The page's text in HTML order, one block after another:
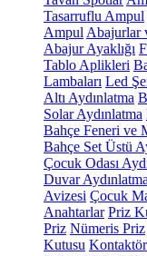
Tasarruflu Ampul
Ampul Abajurlar
Abajur Ayaklığı
Tablo Aplikleri
Lambaları Led
Altı Aydınlatma
Solar Aydınlatma
Bahçe Feneri ve
Bahçe Set Üstü
Çocuk Odası
Duvar
Avizesi Çocuk
Anahtarlar Priz
Priz Nümeris Priz
Kutusu Kontaktör